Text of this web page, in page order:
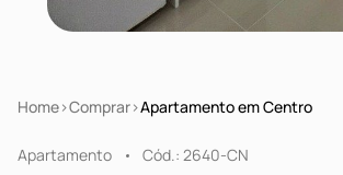
Home Comprar Apartamento em Centro
Apartamento Cód.: 2640-CN